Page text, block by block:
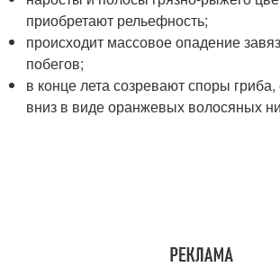
приобретают рельефность;
происходит массовое опадение
побегов;
в конце лета созревают споры
вниз в виде оранжевых волосяных